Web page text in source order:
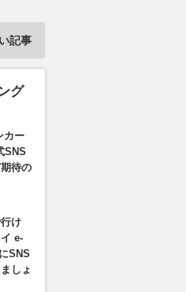
記事
グ
カー
SNS
待の
け
e-
SNS
しょ